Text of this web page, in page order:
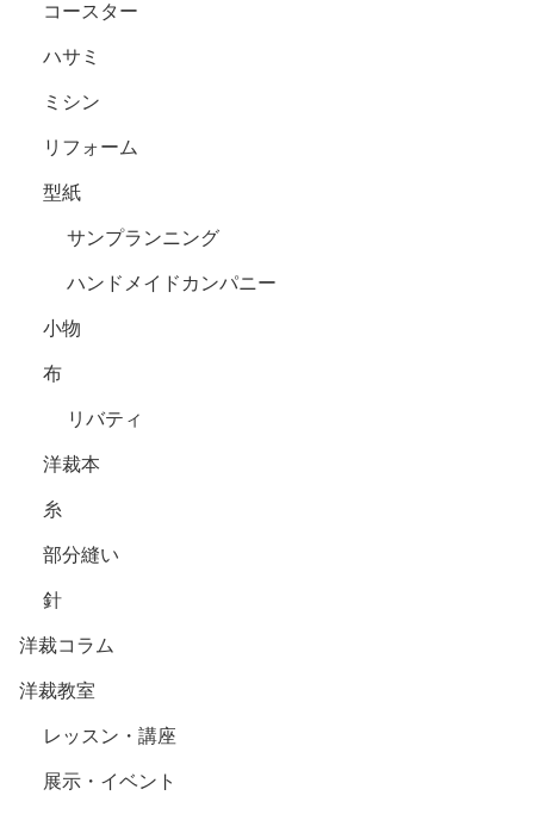
コースター
ハサミ
ミシン
リフォーム
型紙
サンプランニング
ハンドメイドカンパニー
小物
布
リバティ
洋裁本
糸
部分縫い
針
洋裁コラム
洋裁教室
レッスン・講座
展示・イベント